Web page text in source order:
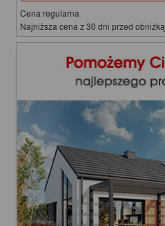
Cena regularna
Najniższa cena z 30 dni przed obniżką